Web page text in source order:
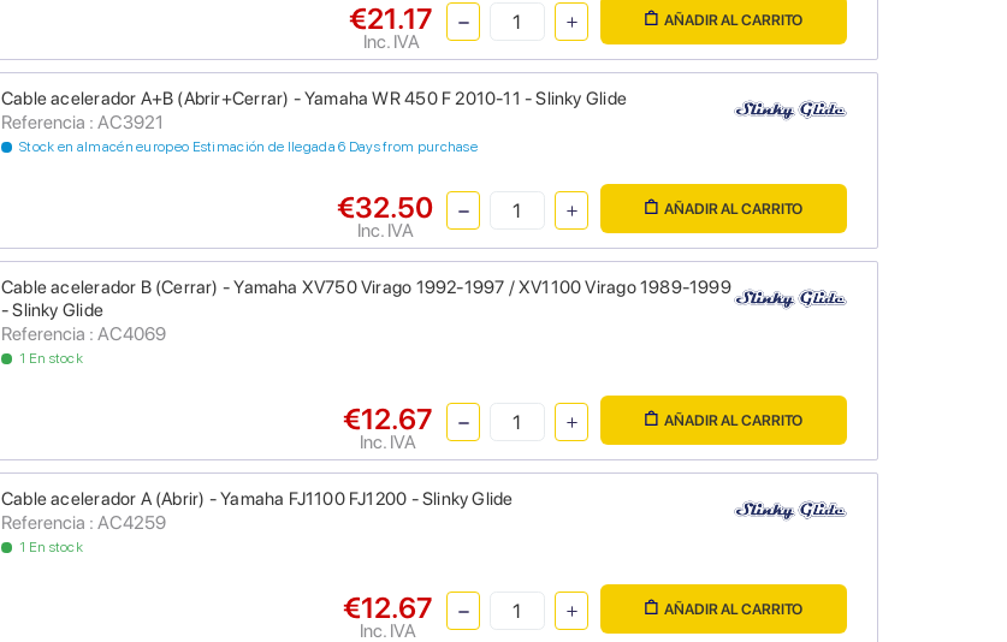
€21.17
Inc. IVA
AÑADIR AL CARRITO
Cable acelerador A+B (Abrir+Cerrar) - Yamaha WR 450 F 2010-11 - Slinky Glide
Referencia : AC3921
Stock en almacén europeo Estimación de llegada 6 Days from purchase
€32.50
Inc. IVA
AÑADIR AL CARRITO
Cable acelerador B (Cerrar) - Yamaha XV750 Virago 1992-1997 / XV1100 Virago 1989-1999
- Slinky Glide
Referencia : AC4069
1 En stock
€12.67
Inc. IVA
AÑADIR AL CARRITO
Cable acelerador A (Abrir) - Yamaha FJ1100 FJ1200 - Slinky Glide
Referencia : AC4259
1 En stock
€12.67
Inc. IVA
AÑADIR AL CARRITO